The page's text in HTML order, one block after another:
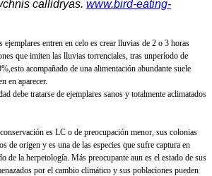
callidryas. www.bird-eating-
entren en celo es crear lluvias de 2 o 3 horas
que imiten las lluvias torrenciales, tras unperíodo de
acompañado de una alimentación abundante suele
en aparecer.
debe tratarse de ejemplares sanos y totalmente aclimatados
es LC o de preocupación menor, sus colonias
de origen y es una de las especies que sufre captura en
de la herpetología. Más preocupante aun es el estado de sus
por el cambio climático y sus poblaciones pueden